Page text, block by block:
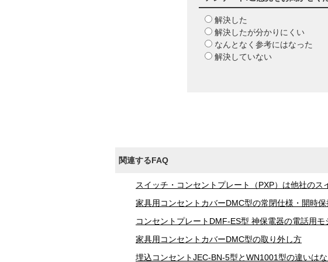
解決した
解決したが分かりにくい
なんとなく参考にはなった
解決していない
関連するFAQ
スイッチ・コンセントプレート（PXP）は他社のス
家具用コンセントカバーDMC型の常閉仕様・開時
コンセントプレートDMF-ES型 神保電器の電話用モ
家具用コンセントカバーDMC型の取り外し方
埋込コンセントJEC-BN-5型とWN1001型の違いは